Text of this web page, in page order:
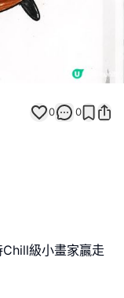
0 0
級小畫家贏走